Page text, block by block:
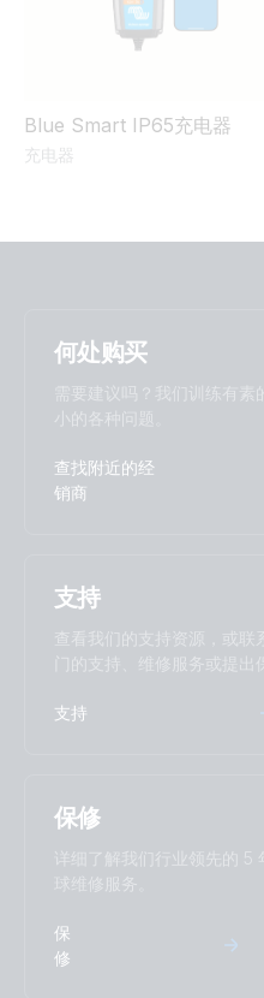
Blue Smart IP65充电器
充电器
何处购买
需要建议吗？我们训练有
小的各种问题。
查找附近的经
销商
支持
查看我们的支持资源，或
门的支持、维修服务或提出
支持
保修
详细了解我们行业领先的 5
球维修服务。
保
修